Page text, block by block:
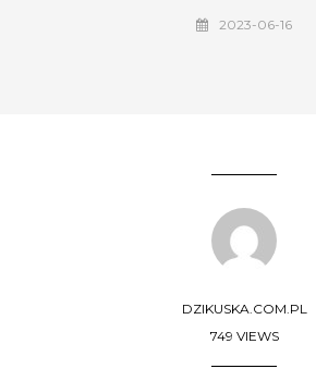
2023-06-16
DZIKUSKA.COM.PL
749 VIEWS